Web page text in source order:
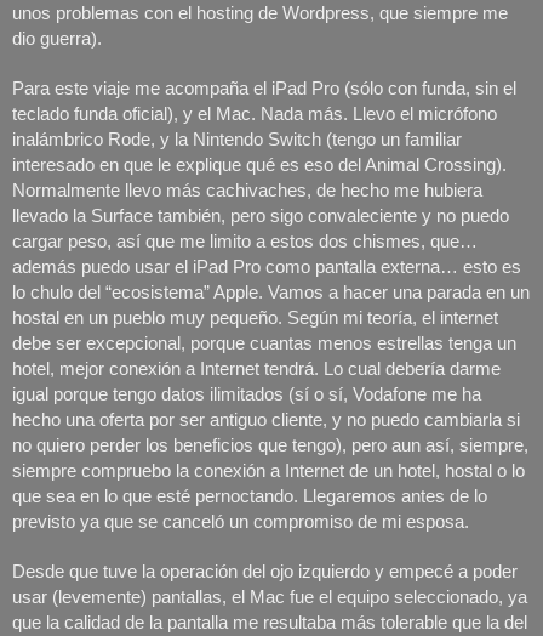
unos problemas con el hosting de Wordpress, que siempre me
dio guerra).
Para este viaje me acompaña el iPad Pro (sólo con funda, sin el
teclado funda oficial), y el Mac. Nada más. Llevo el micrófono
inalámbrico Rode, y la Nintendo Switch (tengo un familiar
interesado en que le explique qué es eso del Animal Crossing).
Normalmente llevo más cachivaches, de hecho me hubiera
llevado la Surface también, pero sigo convaleciente y no puedo
cargar peso, así que me limito a estos dos chismes, que…
además puedo usar el iPad Pro como pantalla externa… esto es
lo chulo del “ecosistema” Apple. Vamos a hacer una parada en un
hostal en un pueblo muy pequeño. Según mi teoría, el internet
debe ser excepcional, porque cuantas menos estrellas tenga un
hotel, mejor conexión a Internet tendrá. Lo cual debería darme
igual porque tengo datos ilimitados (sí o sí, Vodafone me ha
hecho una oferta por ser antiguo cliente, y no puedo cambiarla si
no quiero perder los beneficios que tengo), pero aun así, siempre,
siempre compruebo la conexión a Internet de un hotel, hostal o lo
que sea en lo que esté pernoctando. Llegaremos antes de lo
previsto ya que se canceló un compromiso de mi esposa.
Desde que tuve la operación del ojo izquierdo y empecé a poder
usar (levemente) pantallas, el Mac fue el equipo seleccionado, ya
que la calidad de la pantalla me resultaba más tolerable que la del